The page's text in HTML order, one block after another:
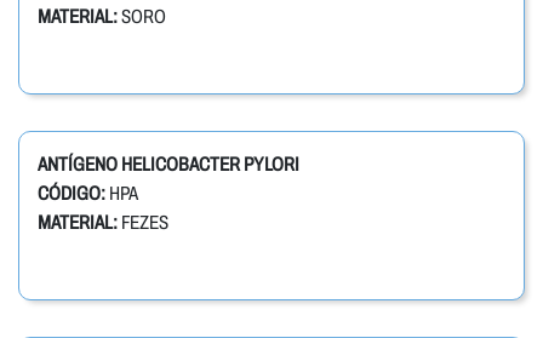
MATERIAL:SORO
ANTÍGENO HELICOBACTER PYLORI
CÓDIGO: HPA
MATERIAL: FEZES